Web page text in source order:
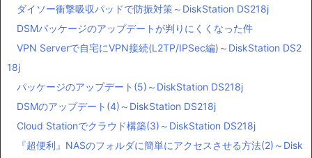
ダイソー衝撃吸収パッドで防振対策～DiskStation DS218j
DSMパッケージのアップデートが判りにくくなった件
VPN Serverで自宅にVPN接続(L2TP/IPSec編)～DiskStation DS2
18j
パッケージのアップデート(5)～DiskStation DS218j
DSMのアップデート(4)～DiskStation DS218j
Cloud Stationでクラウド構築(3)～DiskStation DS218j
『超便利』NASのフォルダに簡単にアクセスさせる方法(2)～Disk